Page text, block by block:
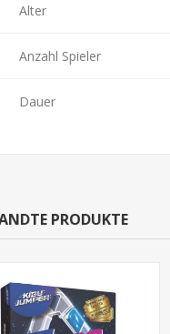
Alter
Anzahl Spieler
Dauer
PRODUKTE